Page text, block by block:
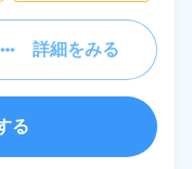
詳細をみる
る